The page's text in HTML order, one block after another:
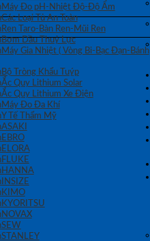
Máy Đo pH-Nhiệt Độ-Độ Ẩm
Các Loại Tủ An Toàn
Ren Taro-Bàn Ren-Mũi Ren
Bơm Dầu Thuỷ Lực
Máy Gia Nhiệt ( Vòng Bi-Bạc Đạn-Bánh
Bộ Tròng Khẩu Tuýp
Ắc Quy Lithium Solar
Ắc Quy Lithium Xe Điện
Máy Đo Đa Khí
Y Tế Thẩm Mỹ
ASAKI
EBRO
ELORA
FLUKE
HANNA
INSIZE
KIMO
KYORITSU
NOVAX
SEW
STANLEY